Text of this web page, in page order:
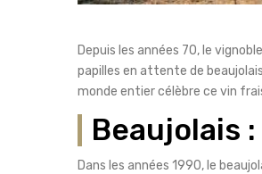
Depuis les années 70, le
papilles en attente de
monde entier célèbre ce vin
Beaujolais
Dans les années 1990, le